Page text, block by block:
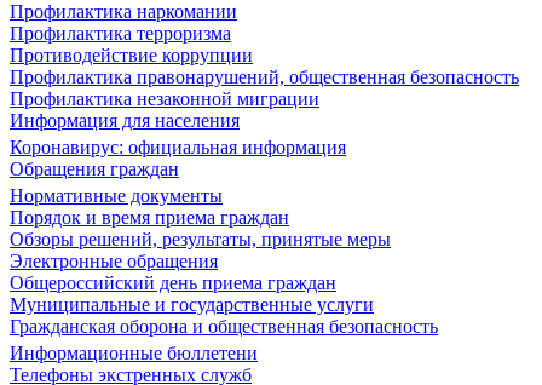
Профилактика наркомании
Профилактика терроризма
Противодействие коррупции
Профилактика правонарушений, общественная безопасность
Профилактика незаконной миграции
Информация для населения
Коронавирус: официальная информация
Обращения граждан
Нормативные документы
Порядок и время приема граждан
Обзоры решений, результаты, принятые меры
Электронные обращения
Общероссийский день приема граждан
Муниципальные и государственные услуги
Гражданская оборона и общественная безопасность
Информационные бюллетени
Телефоны экстренных служб